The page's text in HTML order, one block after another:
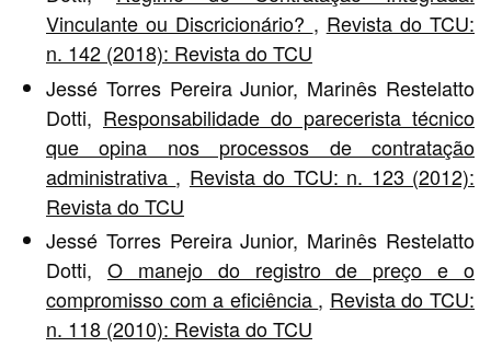
Vinculante ou Discricionário? , Revista do TCU:
n. 142 (2018): Revista do TCU
Jessé Torres Pereira Junior, Marinês Restelatto
Dotti, Responsabilidade do parecerista técnico
que opina nos processos de contratação
administrativa , Revista do TCU: n. 123 (2012):
Revista do TCU
Jessé Torres Pereira Junior, Marinês Restelatto
Dotti, O manejo do registro de preço e o
compromisso com a eficiência , Revista do TCU:
n. 118 (2010): Revista do TCU